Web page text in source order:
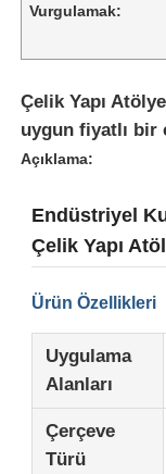
Vurgulamak:
Çelik Yapı
uygun fiyatlı bir
Açıklama:
Endüstriyel
Çelik Yapı
Ürün Özellikleri
Uygulama
Alanları
Çerçeve
Türü